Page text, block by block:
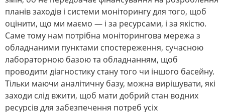
планів заходів і системи моніторингу для того, щоб
оцінити, що ми маємо ― і за ресурсами, і за якістю.
Саме тому нам потрібна моніторингова мережа з
обладнаними пунктами спостереження, сучасною
лабораторною базою та обладнанням, щоб
проводити діагностику стану того чи іншого басейну.
Тільки маючи аналітичну базу, можна вирішувати, які
заходи слід вжити, щоб мати добрий стан водних
ресурсів для забезпечення потреб усіх